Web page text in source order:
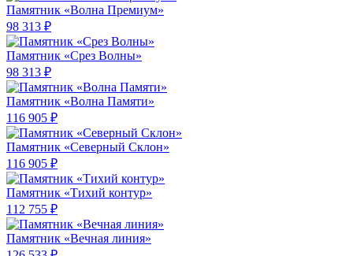
Памятник «Волна Премиум»
98 313 ₽
Памятник «Срез Волны»
98 313 ₽
Памятник «Волна Памяти»
116 905 ₽
Памятник «Северный Склон»
116 905 ₽
Памятник «Тихий контур»
112 755 ₽
Памятник «Вечная линия»